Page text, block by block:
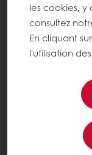
les cookies,
consultez
En cliquant
l'utilisation